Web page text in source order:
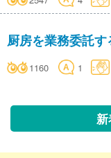
厨房を業務委託
1160 1